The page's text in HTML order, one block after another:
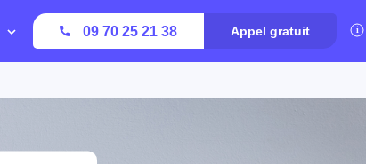
09 70 25 21 38 Appel gratuit